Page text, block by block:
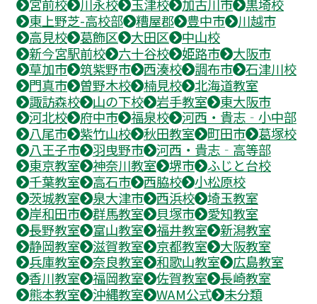
宮前校
川永校 玉津校 加古川市
黒埼校
東上野芝-高校部
糟屋郡 豊中市
川越市
高見校
葛飾区 大田区
中山校
新今宮駅前校
六十谷校 姫路市
大阪市
草加市
筑紫野市 西湊校 調布市
石津川校
門真市
曽野木校 楠見校
北海道教室
諏訪森校
山の下校 岩手教室
東大阪市
河北校
府中市 福泉校
河西・貴志‐小中部
八尾市
紫竹山校 秋田教室 町田市
葛塚校
八王子市
羽曳野市
河西・貴志‐高等部
東京教室
神奈川教室 堺市
ふじと台校
千葉教室
高石市 西脇校
小松原校
茨城教室
泉大津市 西浜校
埼玉教室
岸和田市
群馬教室 貝塚市
愛知教室
長野教室
富山教室 福井教室
新潟教室
静岡教室
滋賀教室 京都教室
大阪教室
兵庫教室
奈良教室 和歌山教室
広島教室
香川教室
福岡教室 佐賀教室
長崎教室
熊本教室
沖縄教室 WAM公式 未分類